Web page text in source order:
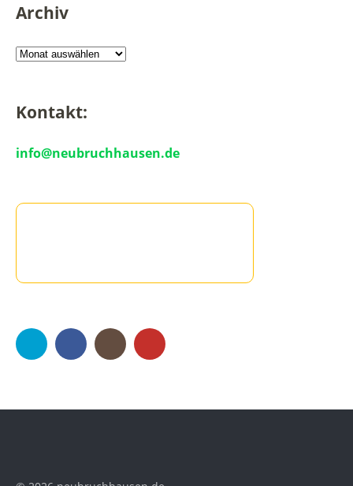
Archiv
Kontakt:
info@neubruchhausen.de
Twitter FacebookInstagram